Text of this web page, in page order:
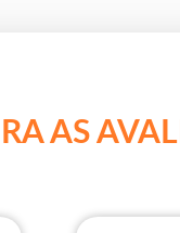
AS